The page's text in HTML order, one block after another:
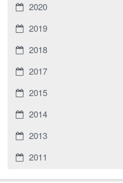
2020
2019
2018
2017
2015
2014
2013
2011